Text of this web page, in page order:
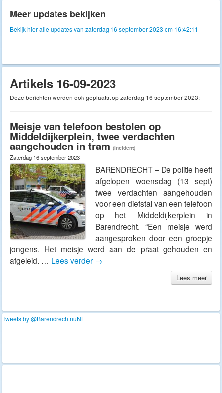
Meer updates bekijken
Bekijk hier alle updates van zaterdag 16 september 2023 om 16:42:11
Artikels 16-09-2023
Deze berichten werden ook geplaatst op zaterdag 16 september 2023:
Meisje van telefoon bestolen op
Middeldijkerplein, twee verdachten
aangehouden in tram (Incident)
Zaterdag 16 september 2023
BARENDRECHT – De politie heeft
afgelopen woensdag (13 sept)
twee verdachten aangehouden
voor een diefstal van een telefoon
op het Middeldijkerplein in
Barendrecht. “Een meisje werd
aangesproken door een groepje
jongens. Het meisje werd aan de praat gehouden en
afgeleid. … Lees verder →
Lees meer
Tweets by @BarendrechtnuNL